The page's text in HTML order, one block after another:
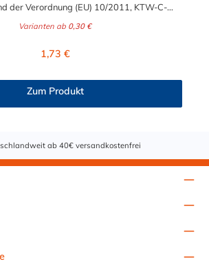
der Verordnung (EU) 10/2011, KTW-C-
von Flüssigkeiten und Gasen wie
Süßmost und alkoholische Getränke bis 15
Die durchfließenden Lebensmittel sollten
Varianten ab 0,30 €
Regulärer Preis:
1,73 €
Zum Produkt
ab 40€ versandkostenfrei